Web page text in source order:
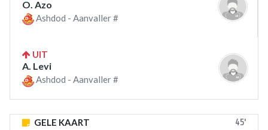
O. Azo
Ashdod - Aanvaller #
UIT
A. Levi
Ashdod - Aanvaller #
GELE KAART 45'